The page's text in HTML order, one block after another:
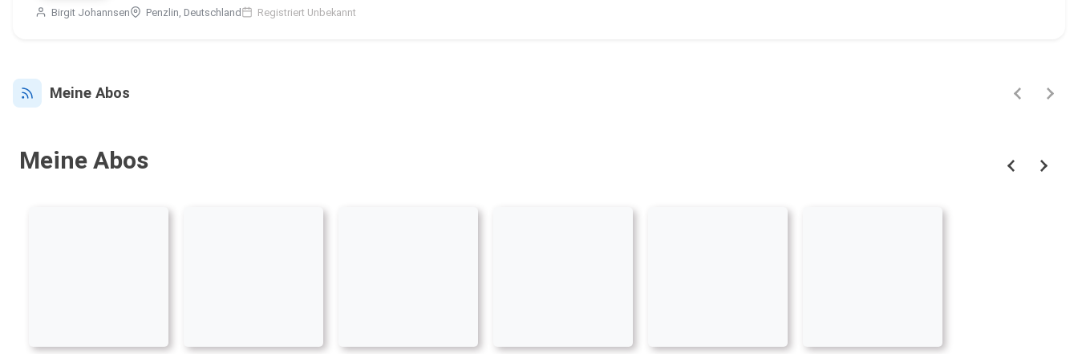
Birgit Johannsen Penzlin, Deutschland Registriert Unbekannt
Meine Abos
Meine Abos